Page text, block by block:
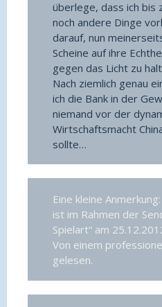
überlege, dass ich bis
noch andere Dinge
darauf, nun
Scheine auf ihre
gegen das Licht zu
Nach ziemlich genau
ich die Bank in der
niemand vor der
Wirtschaftsmacht
sollte…
Eine kleine
ist im Rahmen der
Spielart“ am
Von einem
gelesen.